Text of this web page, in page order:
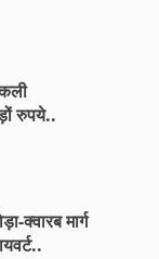
रुपये..
क्वारब मार्ग